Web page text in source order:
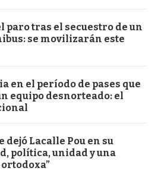
paro tras el secuestro de un
se movilizarán este
en el período de pases que
equipo desnorteado: el
dejó Lacalle Pou en su
política, unidad y una